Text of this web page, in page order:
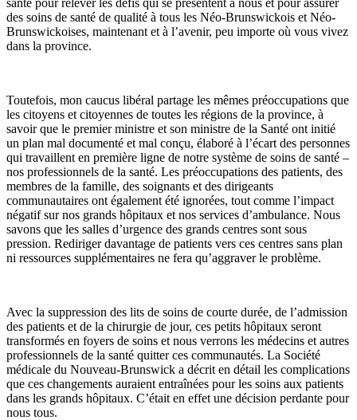
des soins de santé de qualité à tous les Néo-Brunswickois et Néo-
Brunswickoises, maintenant et à l’avenir, peu importe où vous vivez
dans la province.
Toutefois, mon caucus libéral partage les mêmes préoccupations que
les citoyens et citoyennes de toutes les régions de la province, à
savoir que le premier ministre et son ministre de la Santé ont initié
un plan mal documenté et mal conçu, élaboré à l’écart des personnes
qui travaillent en première ligne de notre système de soins de santé –
nos professionnels de la santé. Les préoccupations des patients, des
membres de la famille, des soignants et des dirigeants
communautaires ont également été ignorées, tout comme l’impact
négatif sur nos grands hôpitaux et nos services d’ambulance. Nous
savons que les salles d’urgence des grands centres sont sous
pression. Rediriger davantage de patients vers ces centres sans plan
ni ressources supplémentaires ne fera qu’aggraver le problème.
Avec la suppression des lits de soins de courte durée, de l’admission
des patients et de la chirurgie de jour, ces petits hôpitaux seront
transformés en foyers de soins et nous verrons les médecins et autres
professionnels de la santé quitter ces communautés. La Société
médicale du Nouveau-Brunswick a décrit en détail les complications
que ces changements auraient entraînées pour les soins aux patients
dans les grands hôpitaux. C’était en effet une décision perdante pour
nous tous.